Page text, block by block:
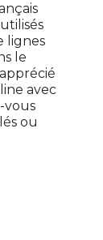
lignes
le
avec
vous
ou